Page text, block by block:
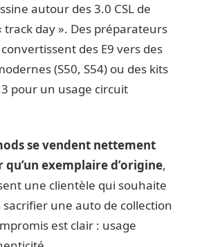
autour des 3.0 CSL de
track day ». Des préparateurs
des E9 vers des
(S50, S54) ou des kits
pour un usage circuit
se vendent nettement
qu’un exemplaire d’origine,
une clientèle qui souhaite
une auto de collection
est clair : usage